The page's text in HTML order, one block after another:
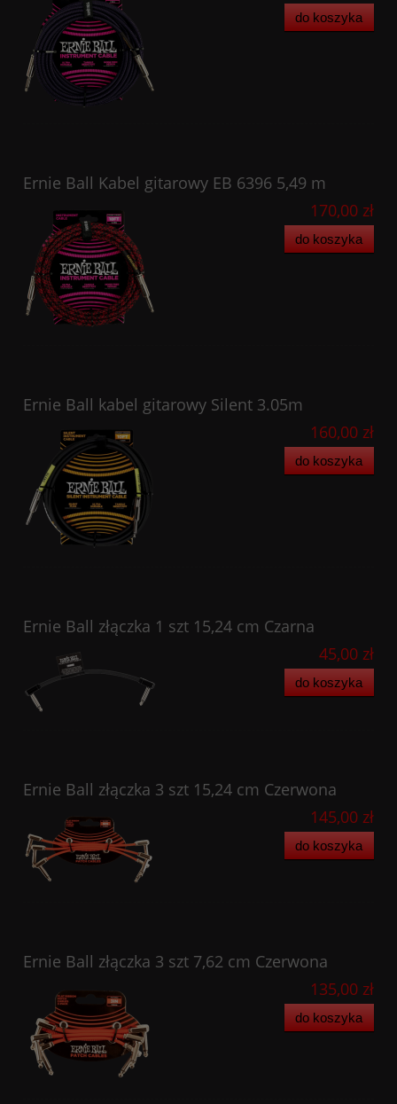
do koszyka
Ernie Ball Kabel gitarowy EB 6396 5,49 m
170,00 zł
do koszyka
Ernie Ball kabel gitarowy Silent 3.05m
160,00 zł
do koszyka
Ernie Ball złączka 1 szt 15,24 cm Czarna
45,00 zł
do koszyka
Ernie Ball złączka 3 szt 15,24 cm Czerwona
145,00 zł
do koszyka
Ernie Ball złączka 3 szt 7,62 cm Czerwona
135,00 zł
do koszyka